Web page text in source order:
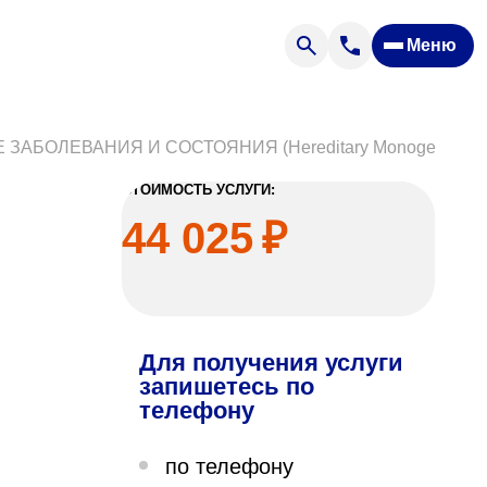
Меню
«Парус»
И СОСТОЯНИЯ (Hereditary Monogenic
СТОИМОСТЬ УСЛУГИ:
44 025₽
Для получения услуги
запишетесь по
телефону
по телефону